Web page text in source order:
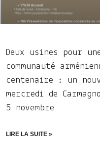
Deux usines pour
communauté
centenaire : un
mercredi de
5 novembre
LIRE LA SUITE »